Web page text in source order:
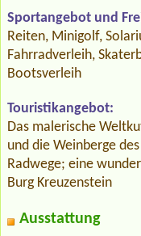
Sportangebot und
Reiten, Minigolf,
Fahrradverleih,
Bootsverleih
Touristikangebot:
Das malerische
und die Weinberge
Radwege; eine
Burg Kreuzenstein
Ausstattung